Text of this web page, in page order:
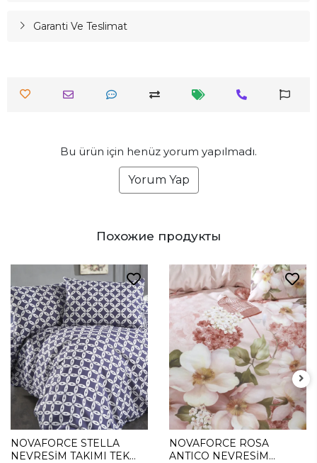
Garanti Ve Teslimat
Bu ürün için henüz yorum yapılmadı.
Yorum Yap
Похожие продукты
NOVAFORCE STELLA
NEVRESİM TAKIMI TEK
NOVAFORCE ROSA
ANTICO NEVRESİM